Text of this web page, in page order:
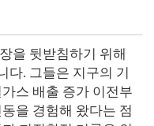
을 뒷받침하기 위해
. 그들은 지구의 기
스 배출 증가 이전부
을 경험해 왔다는 점